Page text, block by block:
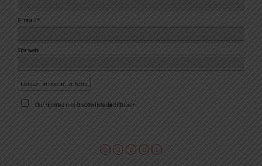
E-mail *
Site web
Oui, ajoutez moi à votre liste de diffusion.